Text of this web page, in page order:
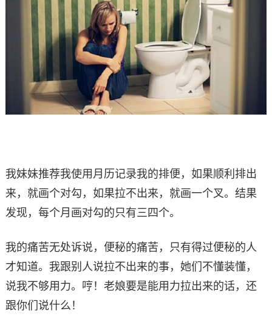
我妹妹推荐我使用月历记录我的排便，如果顺利排出
来，就画个对勾，如果拉不出来，就画一个叉。结果
发现，每个月画对勾的只有三四个。
我的痛苦无处诉说，便秘的痛苦，只有得过便秘的人
才知道。我跟别人说拉不出来的事，她们不懂装懂，
说我不够用力。哼！老娘要是能用力拉出来的话，还
跟你们说什么！